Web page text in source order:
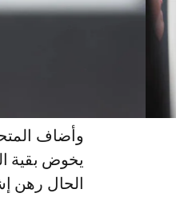
وأضاف
يخوض بقية
الحال رهن